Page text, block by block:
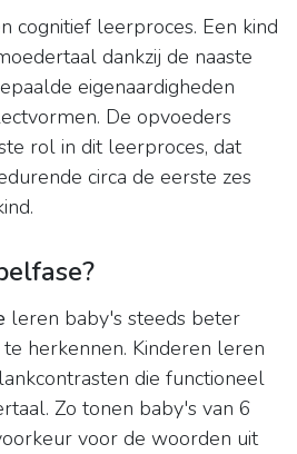
cognitief leerproces. Een kind
dankzij de naaste
eigenaardigheden
De opvoeders
rol in dit leerproces, dat
circa de eerste zes
leren baby's steeds beter
herkennen. Kinderen leren
die functioneel
Zo tonen baby's van 6
voor de woorden uit